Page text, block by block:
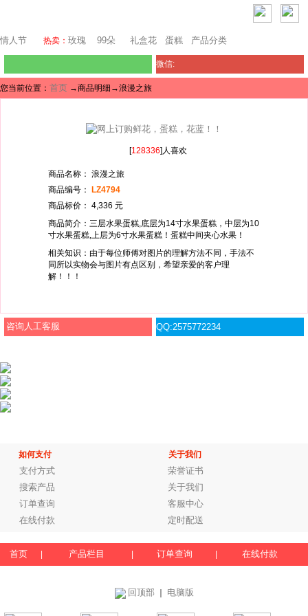
情人节 热卖： 玫瑰 99朵 礼盒花 蛋糕 产品分类
微信:
您当前位置： 首页 →商品明细→浪漫之旅
[128336]人喜欢
商品名称： 浪漫之旅
商品编号：
LZ4794
商品标价： 4,336 元
商品简介：三层水果蛋糕,底层为14寸水果蛋糕，中层为10
寸水果蛋糕,上层为6寸水果蛋糕！蛋糕中间夹心水果！
相关知识：由于每位师傅对图片的理解方法不同，手法不
同所以实物会与图片有点区别，希望亲爱的客户理
解！！！
咨询人工客服 QQ:2575772234
如何支付 关于我们
支付方式
荣誉证书
搜索产品
关于我们
订单查询
客服中心
在线付款
定时配送
首页 产品栏目 订单查询 在线付款
回顶部 电脑版